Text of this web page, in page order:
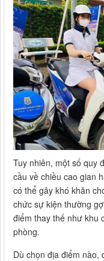
Tuy nhiên, một số quy
cầu về chiều cao gian
có thể gây khó khăn
chức sự kiện thường
điểm thay thế như khu
phòng.
Dù chọn địa điểm nào,